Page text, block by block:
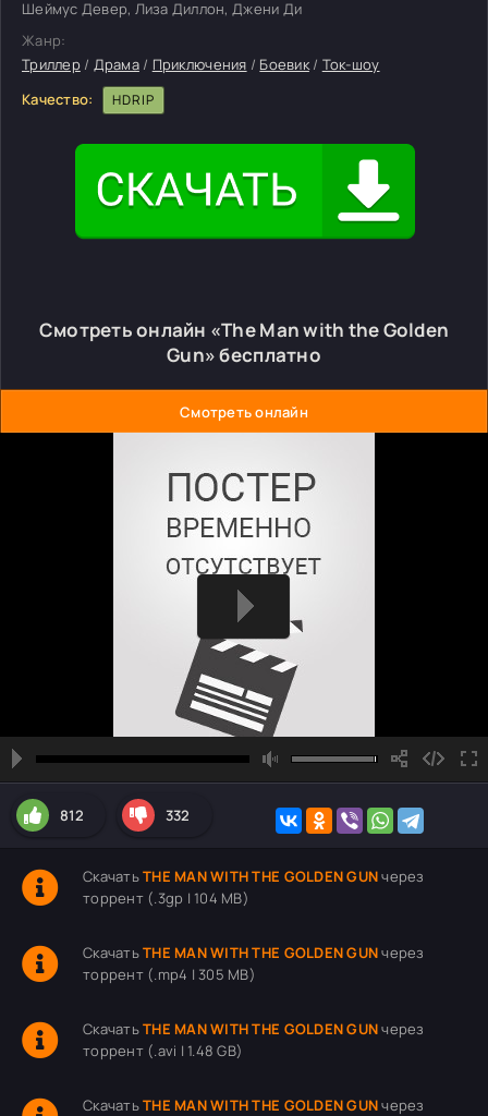
Шеймус Девер, Лиза Диллон, Джени Ди
Жанр:
Триллер/ Драма/ Приключения / Боевик/ Ток-шоу
Качество:
HDRIP
Смотреть онлайн «The Man with the Golden
Gun» бесплатно
Смотреть онлайн
812 332
СкачатьTHE MAN WITH THE GOLDEN GUNчерез
торрент (.3gp | 104 MB)
СкачатьTHE MAN WITH THE GOLDEN GUNчерез
торрент (.mp4 | 305 MB)
СкачатьTHE MAN WITH THE GOLDEN GUNчерез
торрент (.avi | 1.48 GB)
СкачатьTHE MAN WITH THE GOLDEN GUNчерез